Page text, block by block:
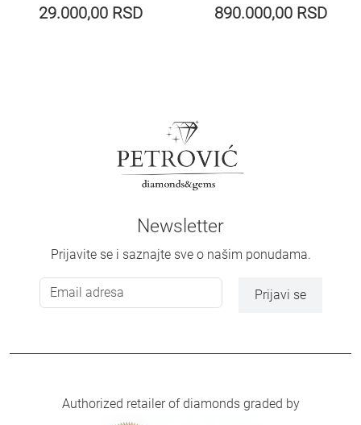
29.000,00 RSD
890.000,00 RSD
Newsletter
Prijavite se i saznajte sve o našim ponudama.
Prijavi se
Authorized retailer of diamonds graded by